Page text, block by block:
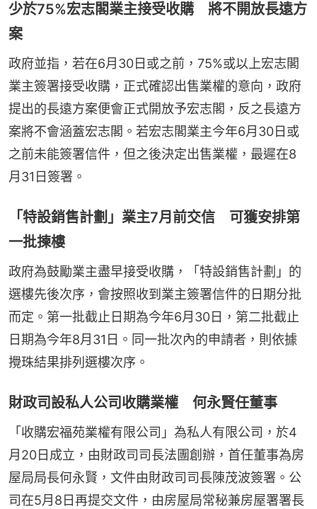
少於75%宏志閣業主接受收購 將不開放長遠方
案
政府並指，若在6月30日或之前，75%或以上宏志閣
業主簽署接受收購，正式確認出售業權的意向，政府
提出的長遠方案便會正式開放予宏志閣，反之長遠方
案將不會涵蓋宏志閣。若宏志閣業主今年6月30日或
之前未能簽署信件，但之後決定出售業權，最遲在8
月31日簽署。
「特設銷售計劃」業主7月前交信 可獲安排第
一批揀樓
政府為鼓勵業主盡早接受收購，「特設銷售計劃」的
選樓先後次序，會按照收到業主簽署信件的日期分批
而定。第一批截止日期為今年6月30日，第二批截止
日期為今年8月31日。同一批次內的申請者，則依據
攪珠結果排列選樓次序。
財政司設私人公司收購業權 何永賢任董事
「收購宏福苑業權有限公司」為私人有限公司，於4
月20日成立，由財政司司長法團創辦，首任董事為房
屋局局長何永賢，文件由財政司司長陳茂波簽署。公
司在5月8日再提交文件，由房屋局常秘兼房屋署署長